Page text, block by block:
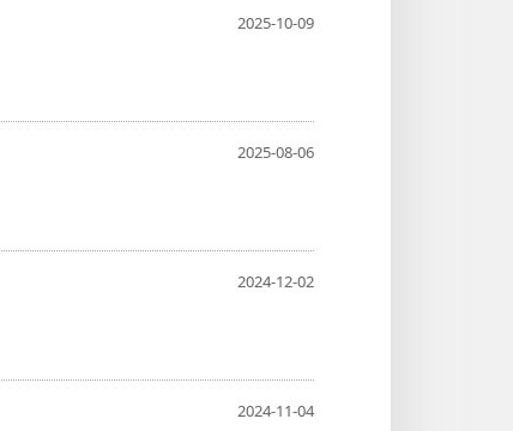
2025-10-09
2025-08-06
2024-12-02
2024-11-04